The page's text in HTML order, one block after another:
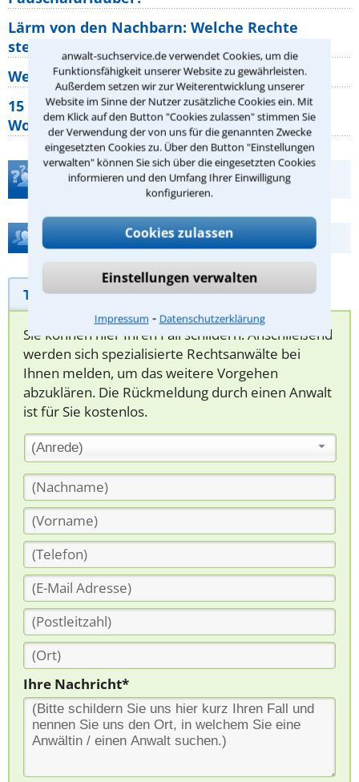
anwalt-suchservice.de verwendet Cookies, um die
Funktionsfähigkeit unserer Website zu gewährleisten.
Außerdem setzen wir zur Weiterentwicklung unserer
Website im Sinne der Nutzer zusätzliche Cookies ein. Mit
dem Klick auf den Button "Cookies zulassen" stimmen Sie
der Verwendung der von uns für die genannten Zwecke
eingesetzten Cookies zu. Über den Button "Einstellungen
verwalten" können Sie sich über die eingesetzten Cookies
informieren und den Umfang Ihrer Einwilligung
konfigurieren.
Cookies zulassen
Einstellungen verwalten
Impressum ⁃ Datenschutzerklärung
Lärm von den Nachbarn: Welche Rechte
stehen mir zu?
Wer muss Zweitwohnungssteuer zahlen?
15 elementare Rechte, die jeder
Wohnungseigentümer kennen sollte
Teste Dein Rechtswissen
Hilfe bei Ihrer Anwaltsuche?
Telefonhilfe Beratungsanfrage
Sie können hier Ihren Fall schildern. Anschließend
werden sich spezialisierte Rechtsanwälte bei
Ihnen melden, um das weitere Vorgehen
abzuklären. Die Rückmeldung durch einen Anwalt
ist für Sie kostenlos.
(Anrede)
Ihre Nachricht*